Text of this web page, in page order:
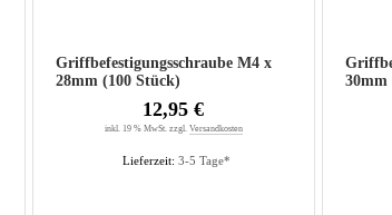
Griffbefestigungsschraube M4 x
28mm (100 Stück)
Lieferzeit: 3-5 Tage*
12,95 €
inkl. 19 % MwSt. zzgl. Versandkosten